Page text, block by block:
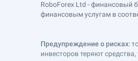
RoboForex Ltd - финансовый
финансовым услугам в
Предупреждение о рисках:
инвесторов теряют